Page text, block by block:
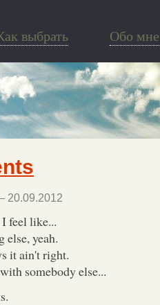
выбрать Обо мне
20.09.2012
feel like...
else, yeah.
it ain't right.
somebody else...